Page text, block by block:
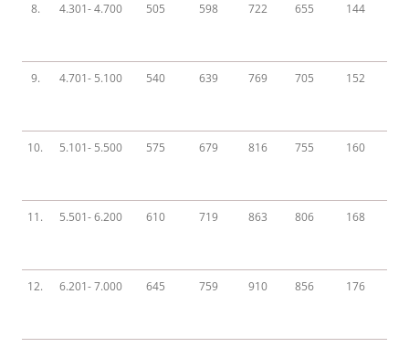
8. 4.301- 4.700 505 598 722 655 144
9. 4.701- 5.100 540 639 769 705 152
10. 5.101- 5.500 575 679 816 755 160
11. 5.501- 6.200 610 719 863 806 168
12. 6.201- 7.000 645 759 910 856 176